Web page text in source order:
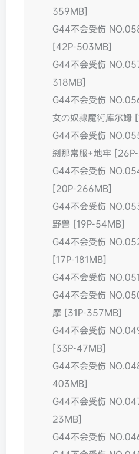
359MB]
G44不会受伤
[42P-503MB]
G44不会受伤
318MB]
G44不会受伤
女の奴隷魔術库尔姆
G44不会受伤
刹那常服+地牢
G44不会受伤
[20P-266MB]
G44不会受伤
野兽 [19P-54MB]
G44不会受伤
[17P-181MB]
G44不会受伤
G44不会受伤
摩 [31P-357MB]
G44不会受伤
[33P-47MB]
G44不会受伤
403MB]
G44不会受伤
23MB]
G44不会受伤